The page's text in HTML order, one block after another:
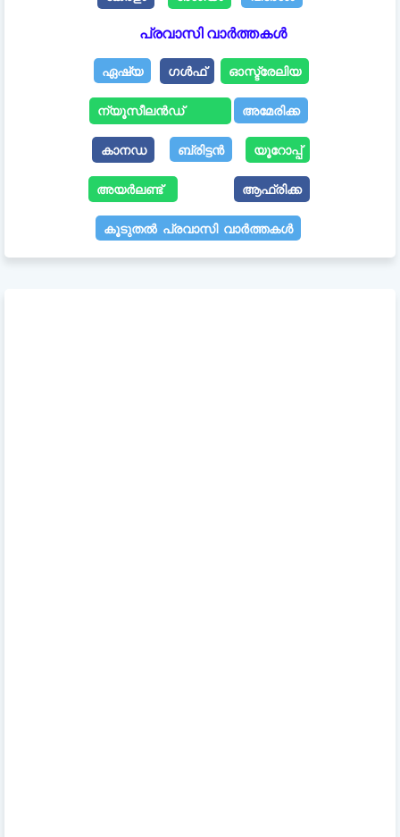
പ്രവാസി വാർത്തകൾ
ഏഷ്യ ഗൾഫ് ഓസ്ട്രേലിയ
ന്യൂസീലൻഡ് അമേരിക്ക
കാനഡ ബ്രിട്ടൻ യൂറോപ്പ്
അയർലണ്ട് ആഫ്രിക്ക
കൂടുതൽ പ്രവാസി വാർത്തകൾ